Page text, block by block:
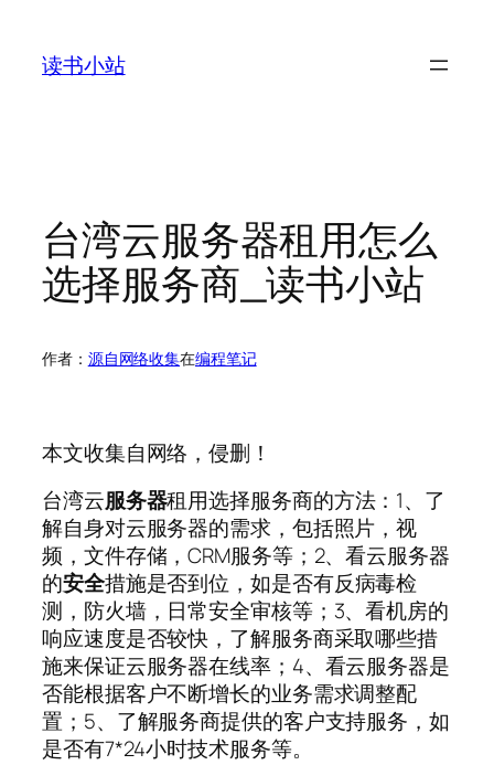
读书小站
台湾云服务器租用怎么
选择服务商_读书小站
作者： 源自网络收集在编程笔记
本文收集自网络，侵删！
台湾云服务器租用选择服务商的方法：1、了
解自身对云服务器的需求，包括照片，视
频，文件存储，CRM服务等；2、看云服务器
的安全措施是否到位，如是否有反病毒检
测，防火墙，日常安全审核等；3、看机房的
响应速度是否较快，了解服务商采取哪些措
施来保证云服务器在线率；4、看云服务器是
否能根据客户不断增长的业务需求调整配
置；5、了解服务商提供的客户支持服务，如
是否有7*24小时技术服务等。